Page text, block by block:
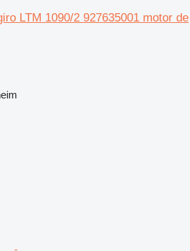
LTM 1090/2 927635001 motor de